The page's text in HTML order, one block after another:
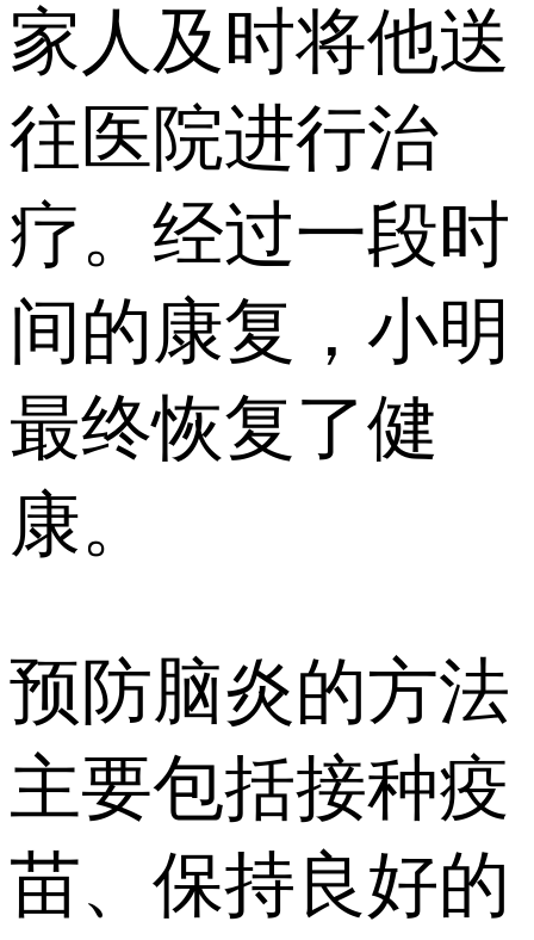
家人及时将他送
往医院进行治
疗。经过一段时
间的康复，小明
最终恢复了健
康。
预防脑炎的方法
主要包括接种疫
苗、保持良好的